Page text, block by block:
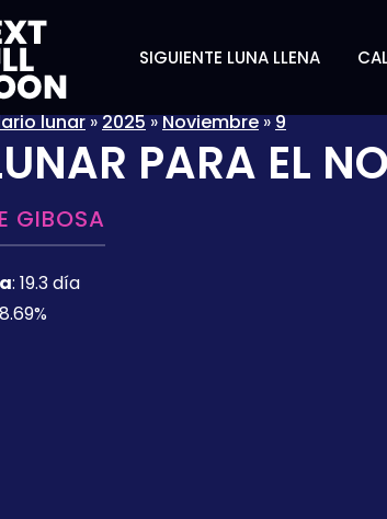
SIGUIENTE LUNA LLENA
lunar»2025»Noviembre»9
PARA EL
GIBOSA
: 19.3 día